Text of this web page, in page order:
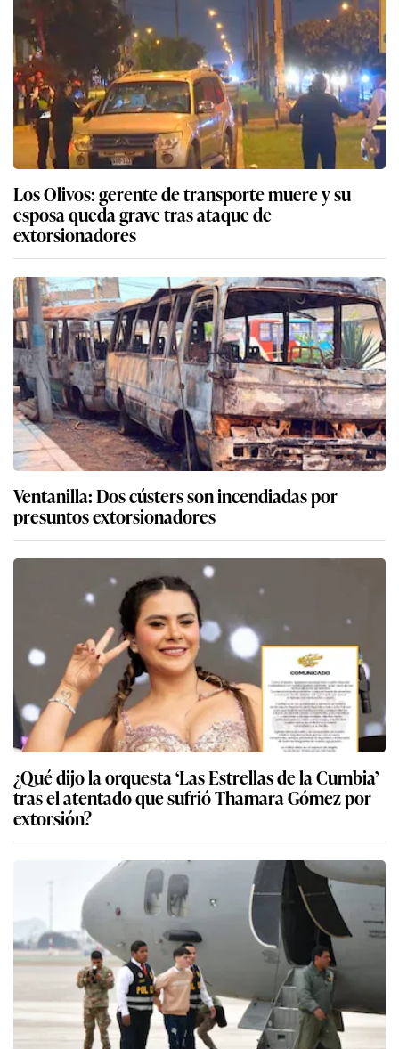
Los Olivos: gerente de transporte muere y su
esposa queda grave tras ataque de
extorsionadores
Ventanilla: Dos cústers son incendiadas por
presuntos extorsionadores
¿Qué dijo la orquesta ‘Las Estrellas de la Cumbia’
tras el atentado que sufrió Thamara Gómez por
extorsión?